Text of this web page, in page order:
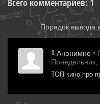
Всего комментариев:1
Порядок вывода
1 Анонимно •
Понедельник,
ТОП кино про